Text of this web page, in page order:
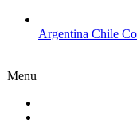
Argentina Chile
Menu